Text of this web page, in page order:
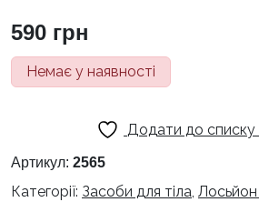
590 грн
Немає у наявності
Додати до
Артикул: 2565
Категорії: Засоби для тіла,